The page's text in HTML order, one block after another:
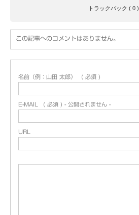
トラックバック ( 0 )
この記事へのコメントはありません。
名前（例：山田 太郎） ( 必須 )
E-MAIL ( 必須 ) - 公開されません -
URL